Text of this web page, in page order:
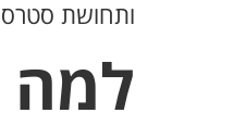
ותחושת
למה